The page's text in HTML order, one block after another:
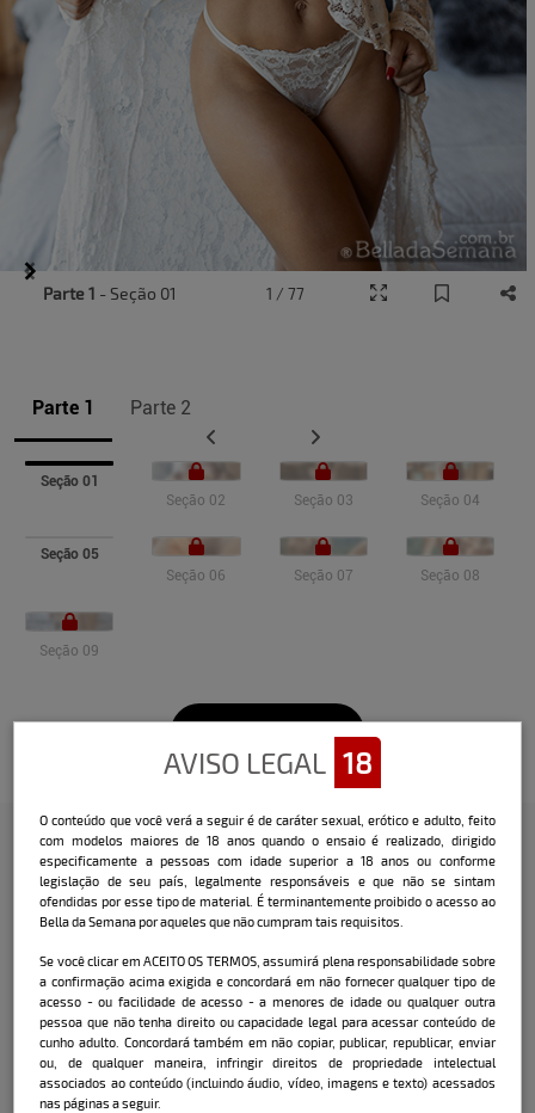
Parte 1 Parte 2
Seção 01
Seção 02
Seção 03 Seção 04
Seção 05
Seção 06
Seção 07 Seção 08
Seção 09
Item Parte 1 - Seção 01 1 / 77
Confira a entrevista que o Bella
fez com a modelo:
Nome:Gabby Pelentir
Data e local de nascimento: 1 4/05/1991 -
Catanduvas / SC
Cidade onde mora atualmente:
Catanduvas / SC
AVISO LEGAL 18
O conteúdo que você verá a seguir é de caráter sexual, erótico e adulto, feito
com modelos maiores de 18 anos quando o ensaio é realizado, dirigido
especificamente a pessoas com idade superior a 18 anos ou conforme
legislação de seu país, legalmente responsáveis e que não se sintam
ofendidas por esse tipo de material. É terminantemente proibido o acesso ao
Bella da Semana por aqueles que não cumpram tais requisitos.
Se você clicar em ACEITO OS TERMOS, assumirá plena responsabilidade sobre
a confirmação acima exigida e concordará em não fornecer qualquer tipo de
acesso - ou facilidade de acesso - a menores de idade ou qualquer outra
pessoa que não tenha direito ou capacidade legal para acessar conteúdo de
cunho adulto. Concordará também em não copiar, publicar, republicar, enviar
ou, de qualquer maneira, infringir direitos de propriedade intelectual
associados ao conteúdo (incluindo áudio, vídeo, imagens e texto) acessados
nas páginas a seguir.